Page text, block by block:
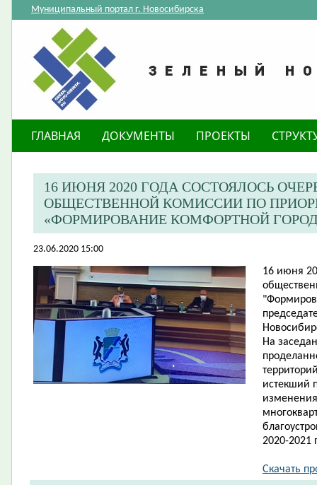
Муниципальный портал г. Новосибирска
ГЛАВНАЯ ДОКУМЕНТЫ ПРОЕКТЫ
​16 ИЮНЯ 2020 ГОДА СОСТОЯЛОСЬ
ОБЩЕСТВЕННОЙ КОМИССИИ ПО
«ФОРМИРОВАНИЕ КОМФОРТНОЙ
23.06.2020 15:00
16 июня
На
истекший
2020-2021
Скачать